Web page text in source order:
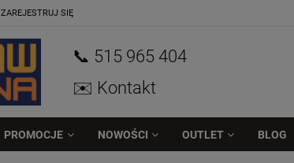
ZAREJESTRUJ SIĘ
📞 515 965 404
✉️ Kontakt
PROMOCJE NOWOŚCI OUTLET BLOG